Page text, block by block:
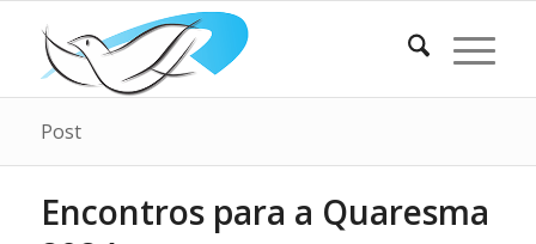
Post
Encontros para a Quaresma